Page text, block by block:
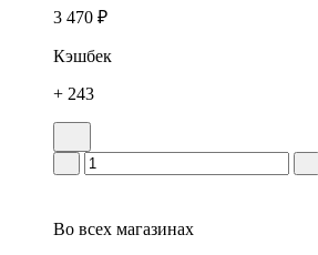
3 470 ₽
Кэшбек
+ 243
Во всех магазинах